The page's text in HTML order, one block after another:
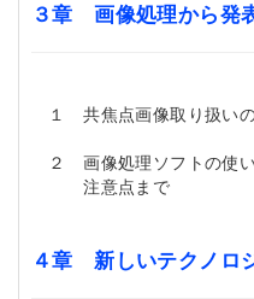
３章 画像処理から発
１ 共焦点画像取り扱い
２ 画像処理ソフトの使
注意点まで
４章 新しいテクノロ